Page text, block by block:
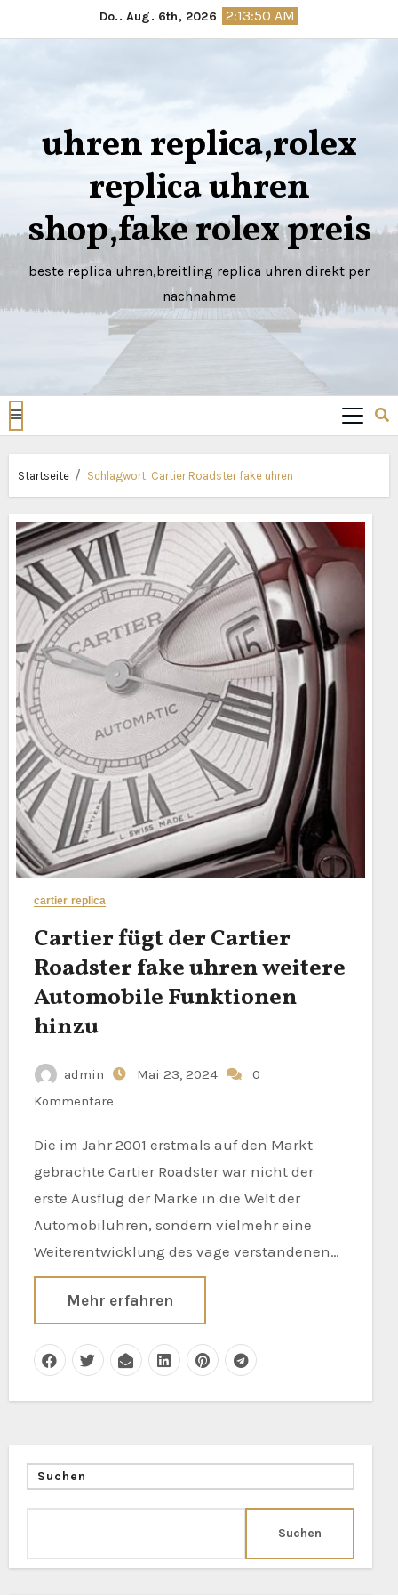
zum
Do.. Aug. 6th, 2026 2:13:51 AM
uhren replica,rolex
replica uhren
shop,fake rolex preis
beste replica uhren,breitling replica uhren direkt per
nachnahme
Startseite Schlagwort: Cartier Roadster fake uhren
cartier replica
Cartier fügt der Cartier
Roadster fake uhren weitere
Automobile Funktionen
hinzu
admin Mai 23, 2024
0
Kommentare
Die im Jahr 2001 erstmals auf den Markt
gebrachte Cartier Roadster war nicht der
erste Ausflug der Marke in die Welt der
Automobiluhren, sondern vielmehr eine
Weiterentwicklung des vage verstandenen…
Mehr erfahren
Suchen
Suchen